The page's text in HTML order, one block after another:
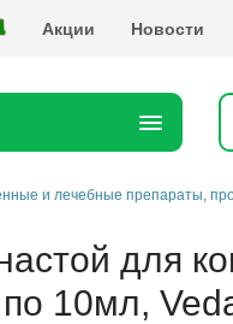
Акции Новости
и лечебные препараты,
для
10мл,